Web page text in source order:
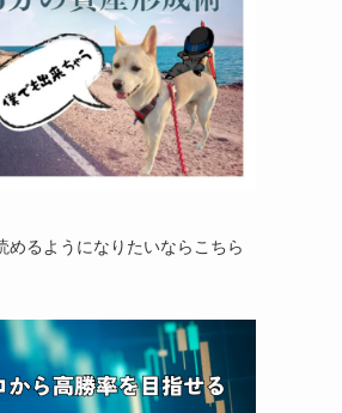
めるようになりたいならこちら